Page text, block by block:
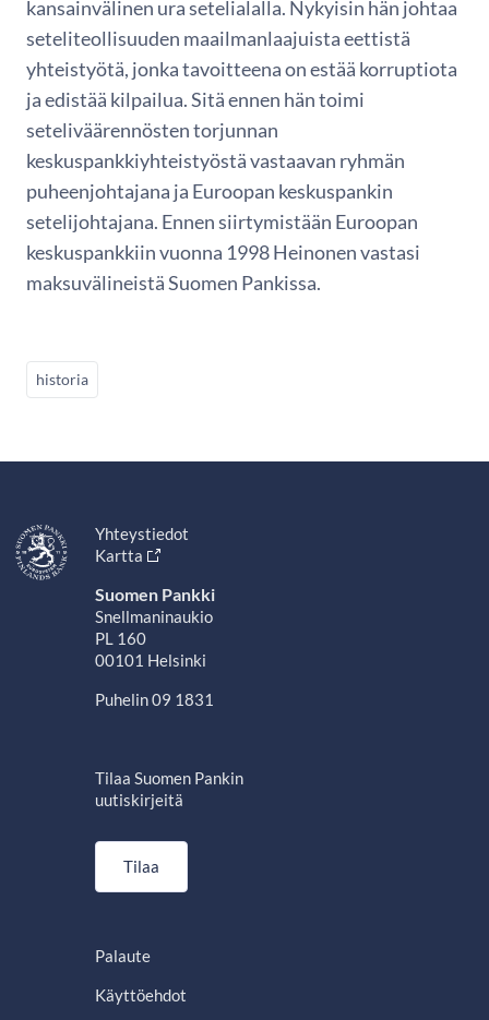
kansainvälinen ura setelialalla. Nykyisin hän johtaa
seteliteollisuuden maailmanlaajuista eettistä
yhteistyötä, jonka tavoitteena on estää korruptiota
ja edistää kilpailua. Sitä ennen hän toimi
seteliväärennösten torjunnan
keskuspankkiyhteistyöstä vastaavan ryhmän
puheenjohtajana ja Euroopan keskuspankin
setelijohtajana. Ennen siirtymistään Euroopan
keskuspankkiin vuonna 1998 Heinonen vastasi
maksuvälineistä Suomen Pankissa.
historia
Yhteystiedot
Kartta
Suomen Pankki
Snellmaninaukio
PL 160
00101 Helsinki
Puhelin 09 1831
Tilaa Suomen Pankin
uutiskirjeitä
Tilaa
Palaute
Käyttöehdot